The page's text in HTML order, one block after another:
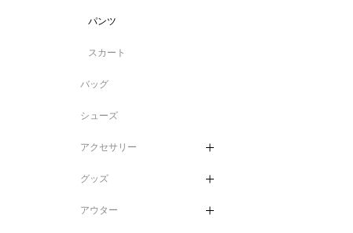
パンツ
スカート
バッグ
シューズ
アクセサリー
グッズ
アウター